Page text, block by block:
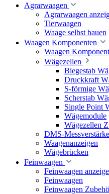
Agrarwaagen
Agrarwaagen
Tierwaagen
Waage selbst bauen
Waagen Komponenten
Waagen
Wägezellen
Biegestab
Druckkraft
S-förmige
Scherstab
Single Point
Wägemodule
Wägezellen
DMS-
Waagenanzeigen
Wägebrücken
Feinwaagen
Feinwaagen
Feinwaagen
Feinwaagen